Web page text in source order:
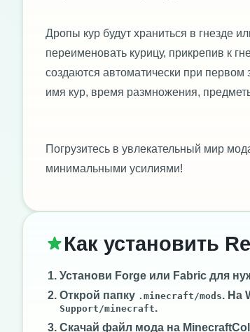
Дропы кур будут храниться в гнезде
переименовать курицу, прикрепив к
создаются автоматически при
имя кур, время размножения,
Погрузитесь в увлекательный мир
минимальными усилиями!
Как установить
Установи Forge или Fabric для
Открой папку .minecraft/mods. На
Support/minecraft.
Скачай файл мода на